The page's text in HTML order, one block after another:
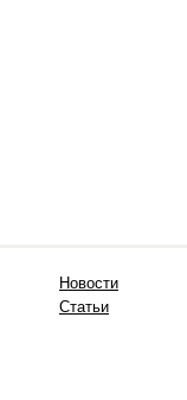
Новости
Статьи